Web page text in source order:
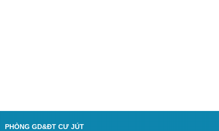
PHÒNG GD&ĐT CƯ JÚT